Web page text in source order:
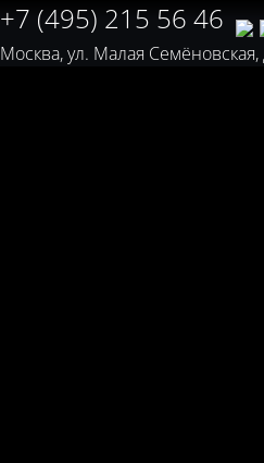
+7 (495) 215 56 46
Москва, ул. Малая Семёновская,